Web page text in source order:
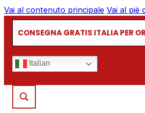
Vai al contenuto principale Vai al piè
CONSEGNA GRATIS ITALIA PER
Italian